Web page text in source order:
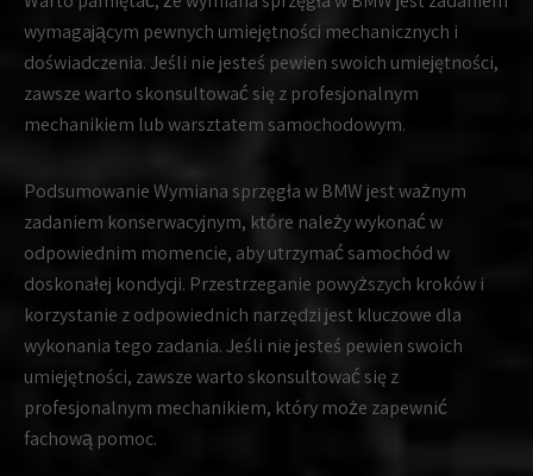
wymagającym pewnych umiejętności mechanicznych i
doświadczenia. Jeśli nie jesteś pewien swoich umiejętności,
zawsze warto skonsultować się z profesjonalnym
mechanikiem lub warsztatem samochodowym.
Podsumowanie Wymiana sprzęgła w BMW jest ważnym
zadaniem konserwacyjnym, które należy wykonać w
odpowiednim momencie, aby utrzymać samochód w
doskonałej kondycji. Przestrzeganie powyższych kroków i
korzystanie z odpowiednich narzędzi jest kluczowe dla
wykonania tego zadania. Jeśli nie jesteś pewien swoich
umiejętności, zawsze warto skonsultować się z
profesjonalnym mechanikiem, który może zapewnić
fachową pomoc.